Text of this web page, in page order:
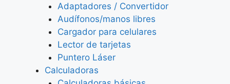
Adaptadores / Convertidor
Audífonos/manos libres
Cargador para celulares
Lector de tarjetas
Puntero Láser
Calculadoras